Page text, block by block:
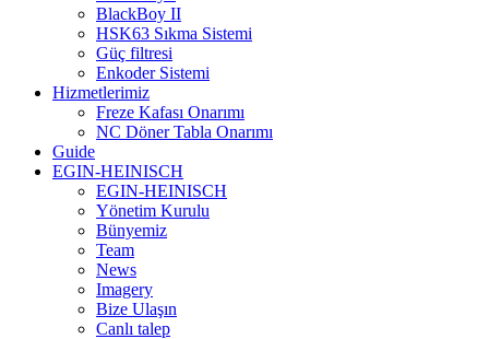
BlackBoy II
HSK63 Sıkma Sistemi
Güç filtresi
Enkoder Sistemi
Hizmetlerimiz
Freze Kafası Onarımı
NC Döner Tabla Onarımı
Guide
EGIN-HEINISCH
EGIN-HEINISCH
Yönetim Kurulu
Bünyemiz
Team
News
Imagery
Bize Ulaşın
Canlı talep